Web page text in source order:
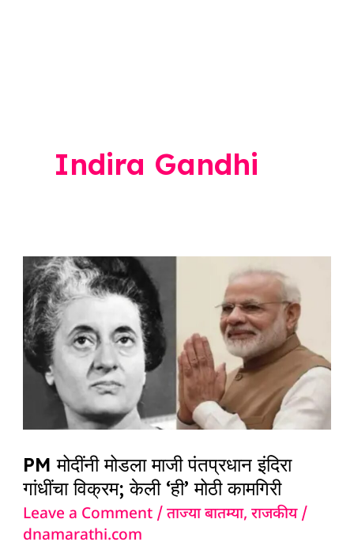
Indira Gandhi
PM मोदींनी मोडला माजी पंतप्रधान इंदिरा
गांधींचा विक्रम; केली ‘ही’ मोठी कामगिरी
Leave a Comment /ताज्या बातम्या,राजकीय/
dnamarathi.com
PM
मोदींनी
मोडला
माजी
पंतप्रधान
इंदिरा
केली
‘ही’
मोठी
कामगिरी